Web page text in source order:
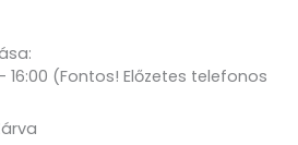
16:00 (Fontos! Előzetes telefonos